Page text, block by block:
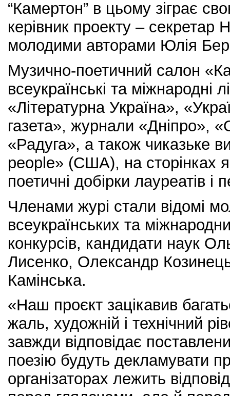
“Камертон” в цьому зіграє
керівник проекту – секретар
молодими авторами Юлія
Музично-поетичний салон
всеукраїнські та міжнародні
«Літературна Україна»,
газета», журнали «Дніпро»,
«Радуга», а також чиказьке
people» (США), на сторінках
поетичні добірки лауреатів і
Членами журі стали відомі
всеукраїнських та
конкурсів, кандидати наук
Лисенко, Олександр
Камінська.
«Наш проєкт зацікавив
жаль, художній і технічний
завжди відповідає
поезію будуть декламувати
організаторах лежить